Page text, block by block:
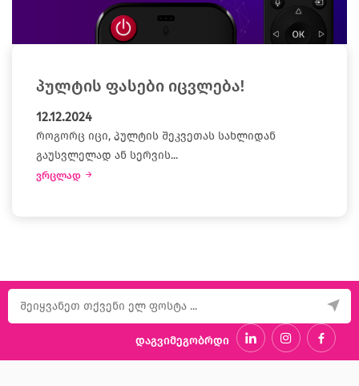
პულტის ფასები იცვლება!
12.12.2024
როგორც იცი, პულტის შეკვეთას სახლიდან
გაუსვლელად ან სერვის...
ვრცლად
დაგვიმეგობრდი